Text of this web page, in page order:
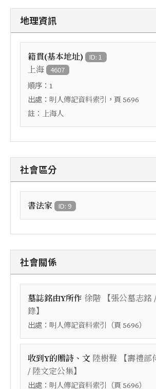
地理資訊
籍貫(基本地址) ID: 1
上海 4607
順序： 1
出處： 明人傳記資料索引 ，頁 5696
註： 上海人
社會區分
書法家 ID: 9
社會關係
墓誌銘由Y所作 徐階 【張公墓志銘
錄】
出處： 明人傳記資料索引 （頁 5696）
收到Y的贈詩、文 陸樹聲 【壽禮部
/ 陸文定公集】
出處： 明人傳記資料索引 （頁 5696）